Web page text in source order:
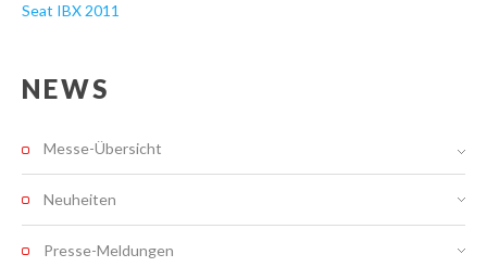
Seat IBX 2011
NEWS
Messe-Übersicht
Neuheiten
Presse-Meldungen